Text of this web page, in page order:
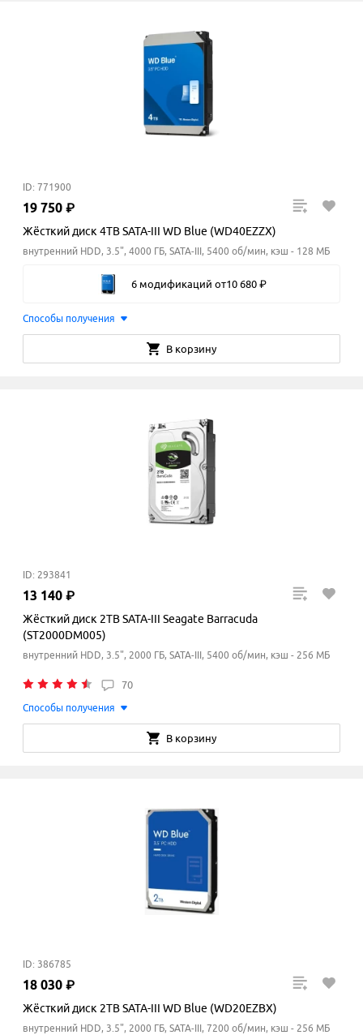
ID: 771900
19 750 ₽
Жёсткий диск 4TB SATA-III WD Blue (WD40EZZX)
внутренний HDD, 3.5", 4000 ГБ, SATA-III, 5400 об/мин, кэш - 128 МБ
6 модификаций от10 680 ₽
Способы получения
В корзину
ID: 293841
13 140 ₽
Жёсткий диск 2TB SATA-III Seagate Barracuda
(ST2000DM005)
внутренний HDD, 3.5", 2000 ГБ, SATA-III, 5400 об/мин, кэш - 256 МБ
70
Способы получения
В корзину
ID: 386785
18 030 ₽
Жёсткий диск 2TB SATA-III WD Blue (WD20EZBX)
внутренний HDD, 3.5", 2000 ГБ, SATA-III, 7200 об/мин, кэш - 256 МБ